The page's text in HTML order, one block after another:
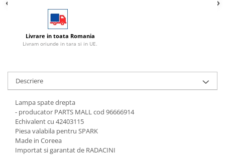
Livrare in toata Romania
Livram oriunde in tara si in UE.
Descriere
Lampa spate drepta
- producator PARTS MALL cod 96666914
Echivalent cu 42403115
Piesa valabila pentru SPARK
Made in Coreea
Importat si garantat de RADACINI